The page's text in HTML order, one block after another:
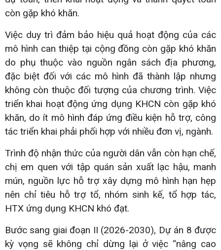
còn gặp khó khăn.
Việc duy trì đảm bảo hiệu quả hoạt động của các
mô hình can thiệp tại cộng đồng còn gặp khó khăn
do phụ thuộc vào nguồn ngân sách địa phương,
đặc biệt đối với các mô hình đã thành lập nhưng
không còn thuộc đối tượng của chương trình. Việc
triển khai hoạt động ứng dụng KHCN còn gặp khó
khăn, do ít mô hình đáp ứng điều kiện hỗ trợ, công
tác triển khai phải phối hợp với nhiều đơn vị, ngành.
Trình độ nhận thức của người dân vẫn còn hạn chế,
chị em quen với tập quán sản xuất lạc hậu, manh
mún, nguồn lực hỗ trợ xây dựng mô hình hạn hẹp
nên chỉ tiêu hỗ trợ tổ, nhóm sinh kế, tổ hợp tác,
HTX ứng dụng KHCN khó đạt.
Bước sang giai đoạn II (2026-2030), Dự án 8 được
kỳ vọng sẽ không chỉ dừng lại ở việc “nâng cao